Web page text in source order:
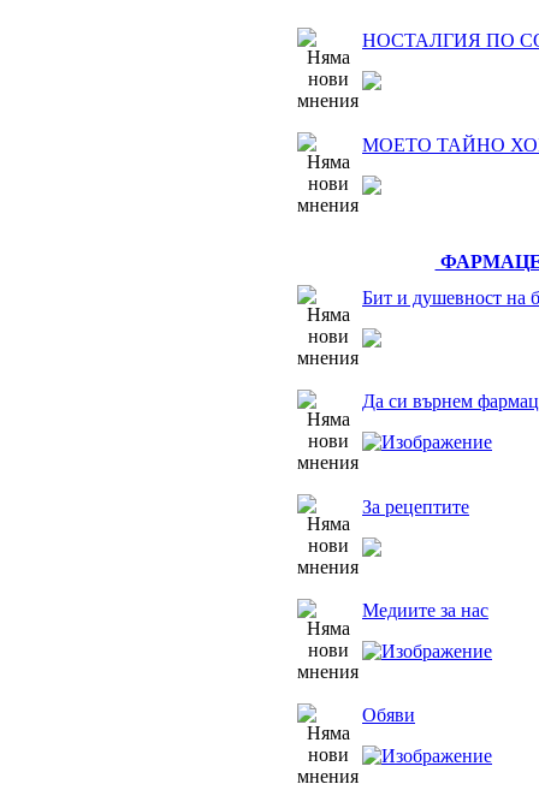
НОСТАЛГИЯ ПО
МОЕТО ТАЙНО
Бит и душевност на
Да си върнем
За рецептите
Медиите за нас
Обяви